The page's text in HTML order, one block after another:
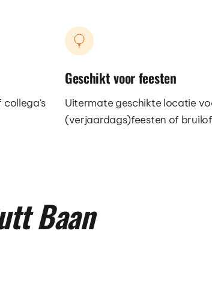
collega's
Geschikt voor feesten
Uitermate geschikte locatie
(verjaardags)feesten of
Baan